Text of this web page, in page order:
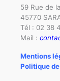
59 Rue de
45770
Tél : 02 38
Mail :
Mentions
Politique